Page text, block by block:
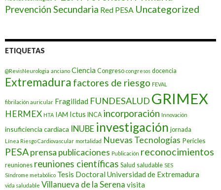
Prevención Secundaria Red PESA Uncategorized
ETIQUETAS
@RevisNeurologia anciano Ciencia Congreso congresos docencia
Extremadura factores de riesgo FEVAL
fibrilación auricular Fragilidad FUNDESALUD GRIMEX
HERMEX HTA IAM Ictus INCA incorporación Innovación
insuficiencia cardiaca INUBE investigación jornada
Línea Riesgo Cardiovascular mortalidad Nuevas Tecnologías Pericles
PESAprensa publicaciones Publicación reconocimientos
reuniones reuniones científicas Salud saludable SES
Síndrome metabólico Tesis Doctoral Universidad de Extremadura
vida saludable Villanueva de la Serena visita